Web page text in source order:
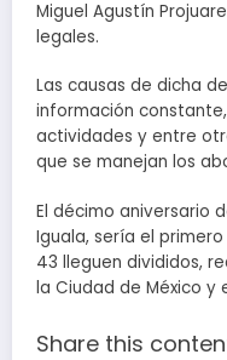
Miguel Agustín
legales.
Las causas de dicha
información
actividades y entre
que se manejan los
El décimo aniversario
Iguala, sería el
43 lleguen divididos,
la Ciudad de México y
Share this